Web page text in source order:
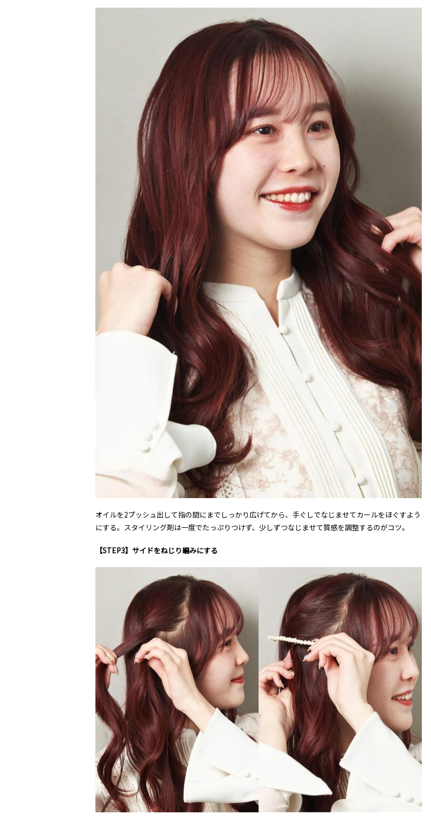
オイルを2プッシュ出して指の間にまでしっかり広げてから、手ぐしでなじませてカールをほぐすよう
にする。スタイリング剤は一度でたっぷりつけず、少しずつなじませて質感を調整するのがコツ。
【STEP3】サイドをねじり編みにする